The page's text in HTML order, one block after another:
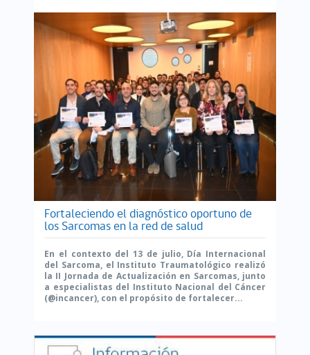
Fortaleciendo el diagnóstico oportuno de
los Sarcomas en la red de salud
En el contexto del 13 de julio, Día Internacional
del Sarcoma, el Instituto Traumatológico realizó
la II Jornada de Actualización en Sarcomas, junto
a especialistas del Instituto Nacional del Cáncer
(@incancer), con el propósito de fortalecer...